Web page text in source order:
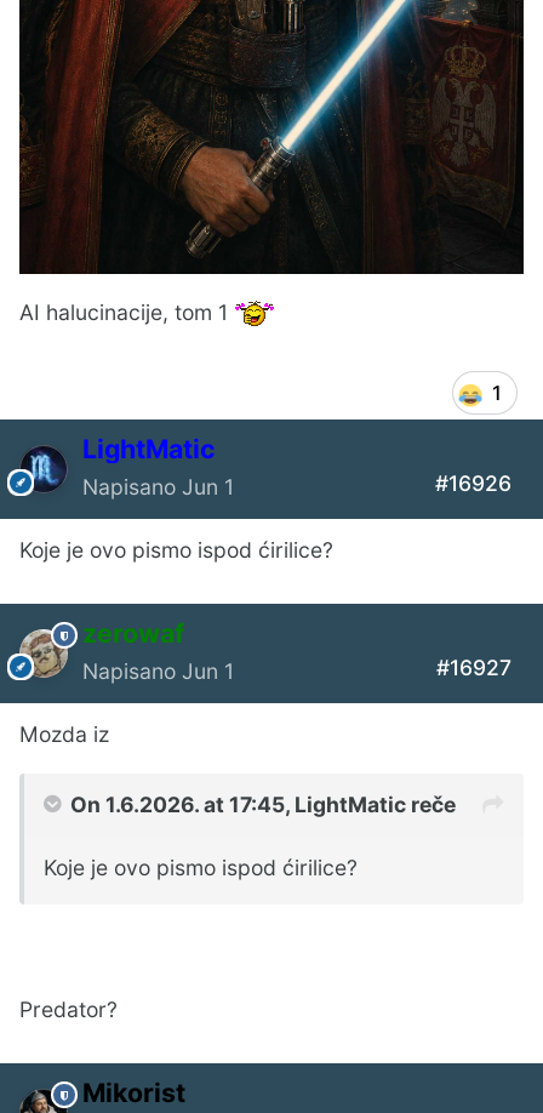
AI halucinacije, tom 1
1
LightMatic
Napisano Jun 1 #16926
Koje je ovo pismo ispod ćirilice?
zerowaf
Napisano Jun 1 #16927
Mozda iz
On 1.6.2026. at 17:45, LightMatic reče
Koje je ovo pismo ispod ćirilice?
Predator?
Mikorist